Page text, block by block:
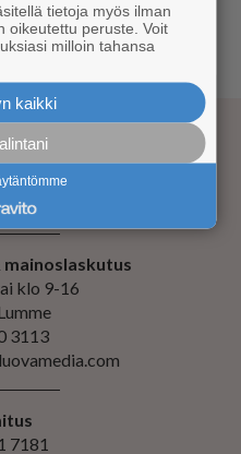
Golfin kierroksella
Media Oy
hallinta
klo 9-16
3113
7181
tietoja myös ilman
oikeutettu peruste. Voit
milloin tahansa
kaikki